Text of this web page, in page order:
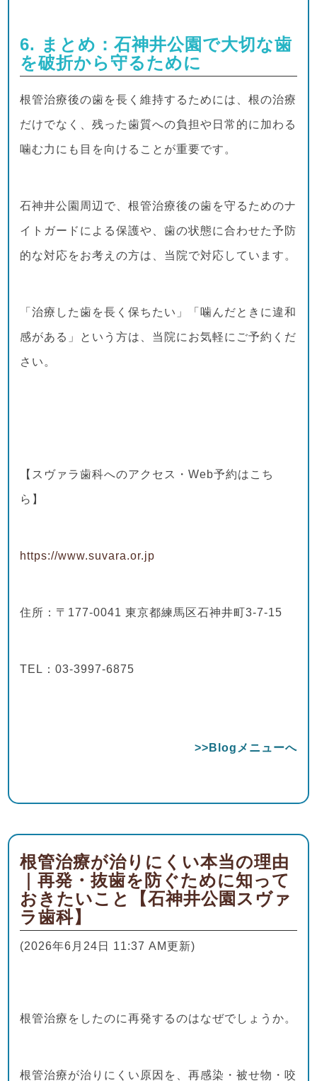
6. まとめ：石神井公園で大切な歯
を破折から守るために
根管治療後の歯を長く維持するためには、根の治療
だけでなく、残った歯質への負担や日常的に加わる
噛む力にも目を向けることが重要です。
石神井公園周辺で、根管治療後の歯を守るためのナ
イトガードによる保護や、歯の状態に合わせた予防
的な対応をお考えの方は、当院で対応しています。
「治療した歯を長く保ちたい」「噛んだときに違和
感がある」という方は、当院にお気軽にご予約くだ
さい。
【スヴァラ歯科へのアクセス・Web予約はこち
ら】
https://www.suvara.or.jp
住所：〒177-0041 東京都練馬区石神井町3-7-15
TEL：03-3997-6875
>>Blogメニューへ
根管治療が治りにくい本当の理由
｜再発・抜歯を防ぐために知って
おきたいこと【石神井公園スヴァ
ラ歯科】
(2026年6月24日 11:37 AM更新)
根管治療をしたのに再発するのはなぜでしょうか。
根管治療が治りにくい原因を、再感染・被せ物・咬